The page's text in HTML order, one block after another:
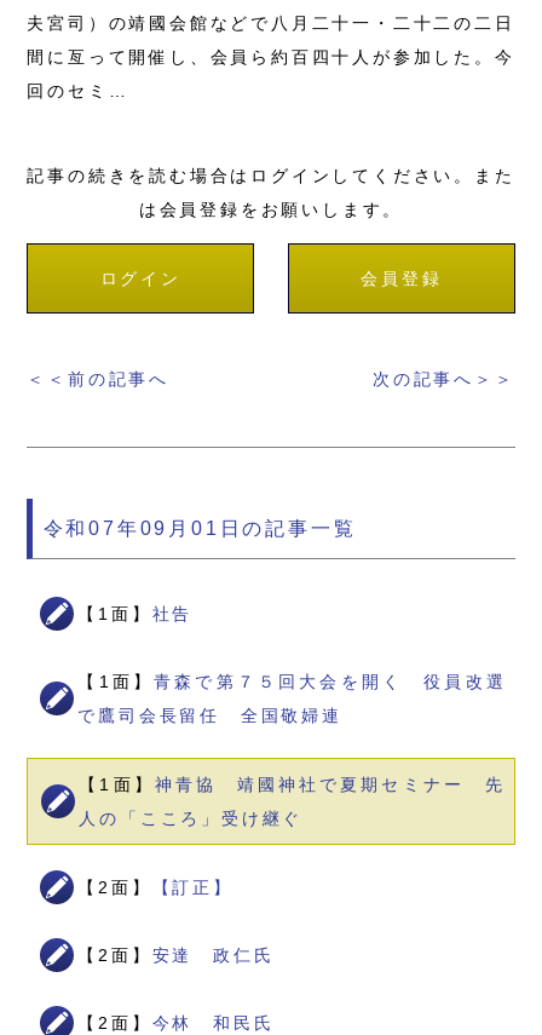
夫宮司）の靖國会館などで八月二十一・二十二の二日
間に亙って開催し、会員ら約百四十人が参加した。今
回のセミ…
記事の続きを読む場合はログインしてください。また
は会員登録をお願いします。
ログイン 会員登録
＜＜前の記事へ 次の記事へ＞＞
令和07年09月01日の記事一覧
【1面】 社告
【1面】青森で第７５回大会を開く 役員改選
で鷹司会長留任 全国敬婦連
【1面】 神青協 靖國神社で夏期セミナー 先
人の「こころ」受け継ぐ
【2面】 【訂正】
【2面】 安達 政仁氏
【2面】 今林 和民氏